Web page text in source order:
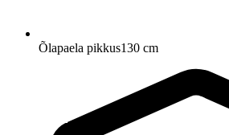
Õlapaela pikkus130 cm